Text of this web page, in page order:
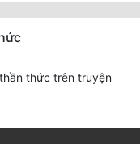
thức trên truyện